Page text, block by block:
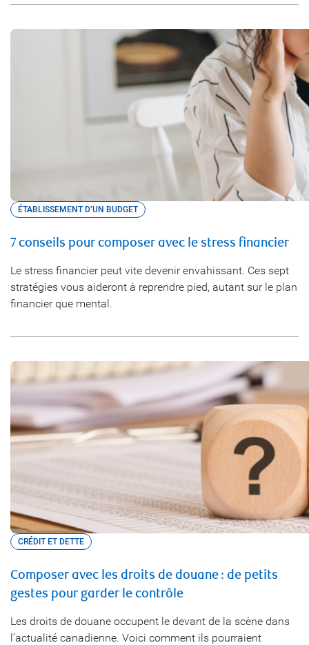
ÉTABLISSEMENT D’UN BUDGET
7 conseils pour composer avec le stress financier
Le stress financier peut vite devenir envahissant. Ces sept
stratégies vous aideront à reprendre pied, autant sur le plan
financier que mental.
CRÉDIT ET DETTE
Composer avec les droits de douane : de petits
gestes pour garder le contrôle
Les droits de douane occupent le devant de la scène dans
l’actualité canadienne. Voici comment ils pourraient